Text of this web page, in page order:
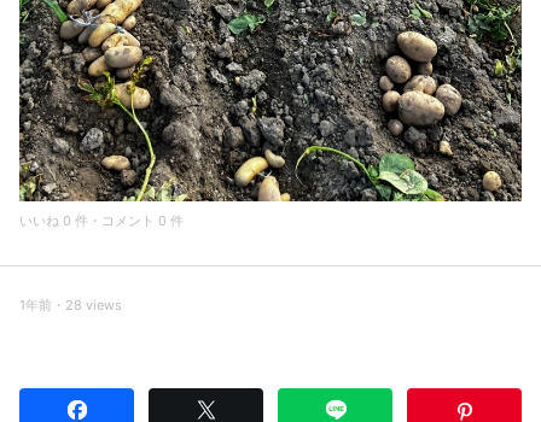
いいね 0 件・コメント 0 件
1年前・28 views